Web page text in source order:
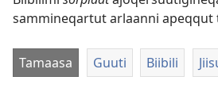
sammineqartut arlaanni apeqqut
Tamaasa Guuti Biibili